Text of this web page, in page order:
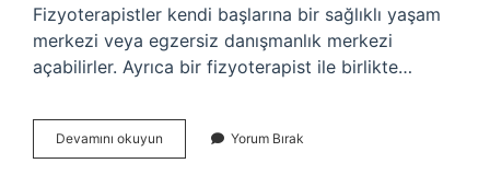
Fizyoterapistler kendi başlarına bir sağlıklı yaşam
merkezi veya egzersiz danışmanlık merkezi
açabilirler. Ayrıca bir fizyoterapist ile birlikte…
Devamını okuyun Devlette
Çalışan
Yorum Bırak